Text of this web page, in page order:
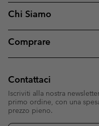
Chi Siamo
Comprare
Contattaci
Iscriviti alla nostra
primo ordine, con una
prezzo pieno.